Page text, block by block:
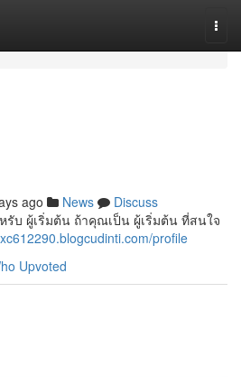
ago News
Discuss
รับ ผู้เริ่มต้น ถ้าคุณเป็น ผู้เริ่มต้น ที่สนใจ
profile
Upvoted